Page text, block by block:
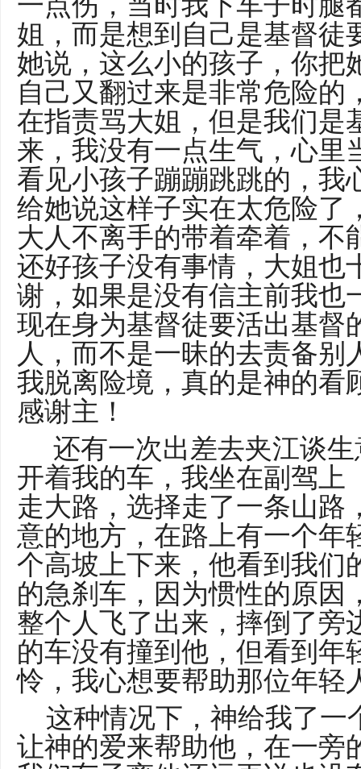
姐，而是想到自己是基督徒
她说，这么小的孩子，你把
自己又翻过来是非常危险的
在指责骂大姐，但是我们是
来，我没有一点生气，心里
看见小孩子蹦蹦跳跳的，我
给她说这样子实在太危险了
大人不离手的带着牵着，不
还好孩子没有事情，大姐也
谢，如果是没有信主前我也
现在身为基督徒要活出基督
人，而不是一昧的去责备
我脱离险境，真的是神的看
感谢主！
还有一次出差去夹江谈生
开着我的车，我坐在副驾上
走大路，选择走了一条山路
意的地方，在路上有一个年
个高坡上下来，他看到我们
的急刹车，因为惯性的原因
整个人飞了出来，摔倒了旁
的车没有撞到他，但看到年
怜，我心想要帮助那位年轻
这种情况下，神给我了一
让神的爱来帮助他，在一旁